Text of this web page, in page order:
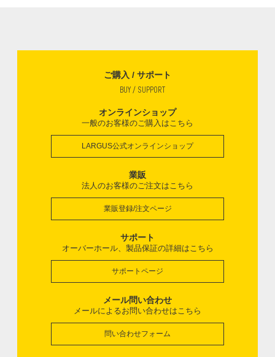
ご購入 / サポート
BUY / SUPPORT
オンラインショップ
一般のお客様のご購入はこちら
LARGUS公式オンラインショップ
業販
法人のお客様のご注文はこちら
業販登録/注文ページ
サポート
オーバーホール、製品保証の詳細はこちら
サポートページ
メール問い合わせ
メールによるお問い合わせはこちら
問い合わせフォーム